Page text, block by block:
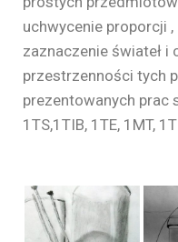
uchwycenie proporcji
zaznaczenie świateł i
przestrzenności tych
prezentowanych prac
1TS,1TIB, 1TE, 1MT,